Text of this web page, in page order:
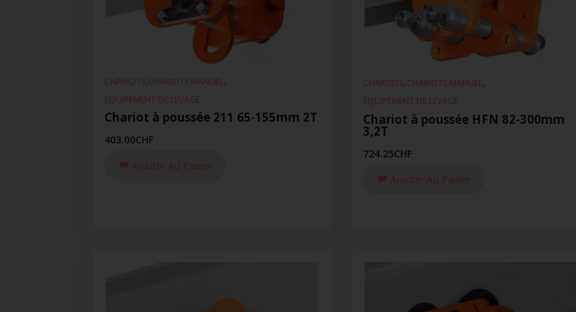
CHARIOTS,CHARIOTS MANUEL,
ÉQUIPEMENT DE LEVAGE
Chariot à poussée 211 65-155mm 2T
403.00CHF
Ajouter Au Panier
CHARIOTS,CHARIOTS MANUEL,
ÉQUIPEMENT DE LEVAGE
Chariot à poussée HFN 82-300mm
3,2T
724.25CHF
Ajouter Au Panier